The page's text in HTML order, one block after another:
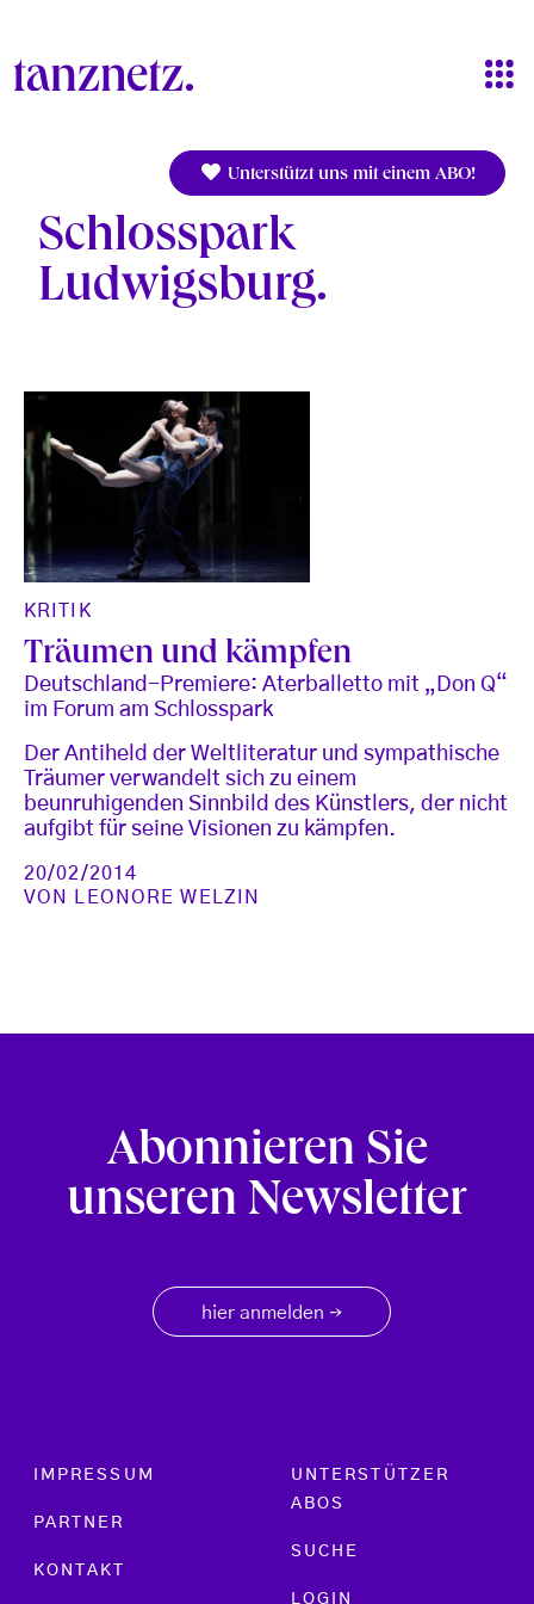
Unterstützt uns mit einem ABO!
Schlosspark
Ludwigsburg
KRITIK
Träumen und kämpfen
Deutschland-Premiere: Aterballetto mit „Don Q“
im Forum am Schlosspark
Der Antiheld der Weltliteratur und sympathische
Träumer verwandelt sich zu einem
beunruhigenden Sinnbild des Künstlers, der nicht
aufgibt für seine Visionen zu kämpfen.
20/02/2014
VON
LEONORE WELZIN
Abonnieren Sie
unseren Newsletter
hier anmelden →
Footer menu
IMPRESSUM
PARTNER
KONTAKT
UNTERSTÜTZER
ABOS
SUCHE
LOGIN